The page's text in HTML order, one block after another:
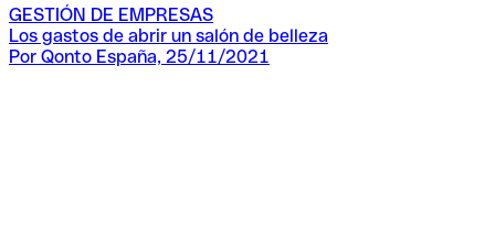
GESTIÓN DE EMPRESAS
Los gastos de abrir un salón de belleza
Por Qonto España, 25/11/2021